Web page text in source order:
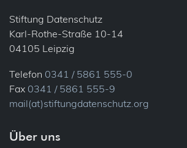
Stiftung Datenschutz
Karl-Rothe-Straße 10-14
04105 Leipzig
Telefon 0341 / 5861 555-0
Fax 0341 / 5861 555-9
mail(at)stiftungdatenschutz.org
Über uns